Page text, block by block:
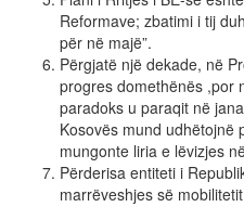
Reformave; zbatimi i tij
për në majë”.
Përgjatë një dekade, në
progres domethënës ,por
paradoks u paraqit në
Kosovës mund udhëtojnë
mungonte liria e lëvizjes
Përderisa entiteti i
marrëveshjes së